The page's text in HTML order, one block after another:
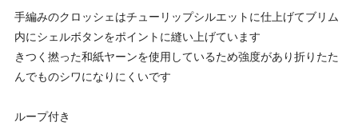
手編みのクロッシェはチューリップシルエットに仕上げてブリム
内にシェルボタンをポイントに縫い上げています
きつく撚った和紙ヤーンを使用しているため強度があり折りたた
んでものシワになりにくいです
ループ付き